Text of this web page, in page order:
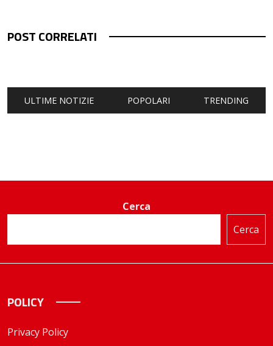
POST CORRELATI
ULTIME NOTIZIE POPOLARI TRENDING
Cerca
Cerca
POLICY
Privacy Policy